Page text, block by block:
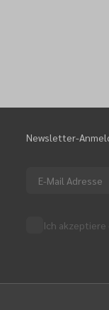
Newsletter-
Ich